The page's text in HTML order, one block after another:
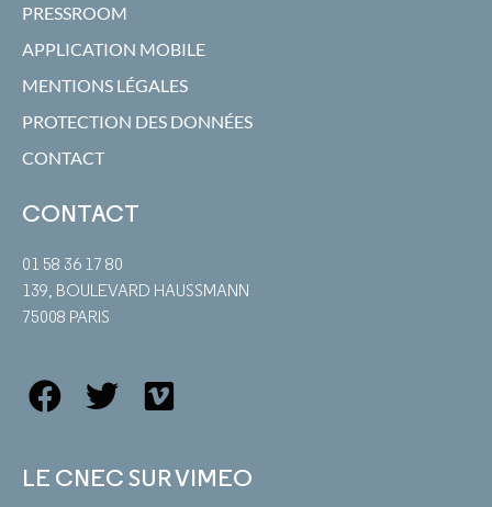
PRESSROOM
APPLICATION MOBILE
MENTIONS LÉGALES
PROTECTION DES DONNÉES
CONTACT
CONTACT
01 58 36 17 80
139, BOULEVARD HAUSSMANN
75008 PARIS
LE CNEC SUR VIMEO